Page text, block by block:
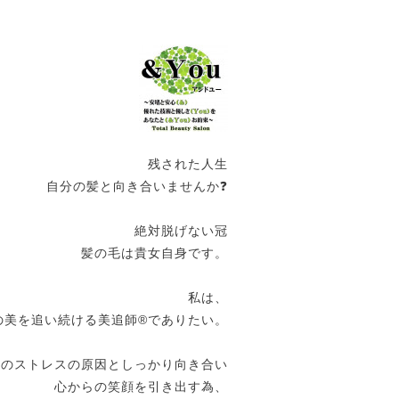
残された人生
自分の髪と向き合いませんか❓
絶対脱げない冠
髪の毛は貴女自身です。
私は、
美を追い続ける美追師®️でありたい。
ストレスの原因としっかり向き合い
心からの笑顔を引き出す為、